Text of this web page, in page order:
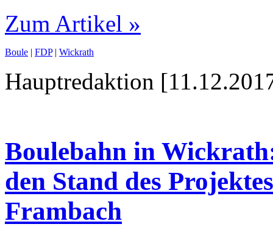
Zum Artikel »
Boule | FDP| Wickrath
Hauptredaktion
Boulebahn in
den Stand des
Frambach